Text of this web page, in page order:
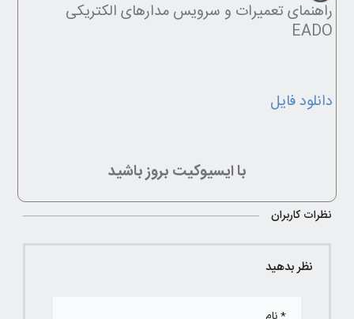
راهنمای تعمیرات و سرویس مدارهای الکتریکی
EADO
دانلود فایل
با ایسیوکیت بروز باشید
نظرات کاربران
نظر بدهید